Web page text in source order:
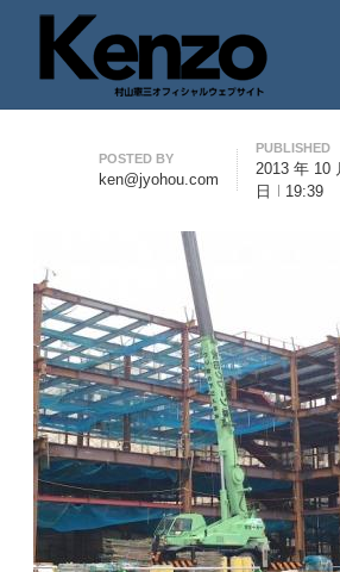
七転八起 – 村山憲三
村山憲三ウェブサイト
Author
POSTED BY
ken@jyohou.com
PUBLISHED
2013 年 10
日
19:39